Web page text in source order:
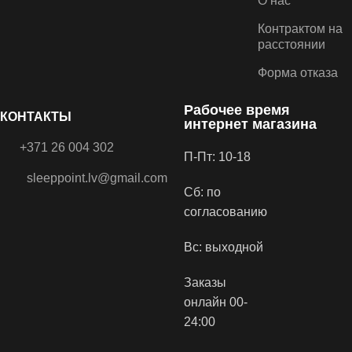
КОНТАКТЫ
+371 26 004 302
sleeppoint.lv@gmail.com
Контрактом на
расстоянии
Форма отказа
Рабочее время
интернет магазина
П-Пт: 10-18
Сб: по
согласованию
Вс: выходной
Заказы
онлайн 00-
24:00